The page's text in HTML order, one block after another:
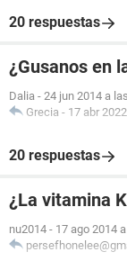
20 respuestas
¿Gusanos en
Dalia - 24 jun 2014 a
Grecia - 17 abr
20 respuestas
¿La vitamina
nu2014 - 17 ago 2014